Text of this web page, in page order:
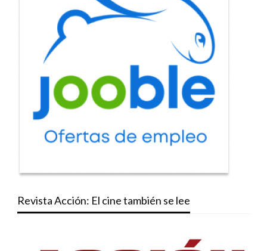
Revista Acción: El cine también se lee